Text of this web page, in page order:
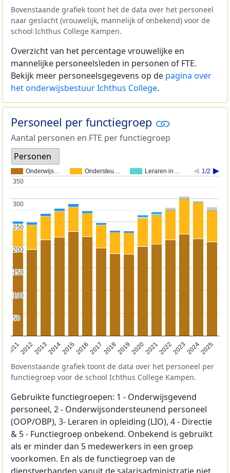
Bovenstaande grafiek toont het de data over het personeel
naar geslacht (vrouwelijk, mannelijk of onbekend) voor de
school Ichthus College Kampen.
Overzicht van het percentage vrouwelijke en
mannelijke personeelsleden in personen of FTE.
Bekijk meer personeelsgegevens op de pagina over
het onderwijsbestuur Ichthus College.
Personeel per functiegroep
Aantal personen en FTE per functiegroep
Personen
Onderwijs… Ondersteu… Leraren in… 1/2
201120122013201420152016201720182019202020212022202320242025
50
50
100
100
150
150
200
200
250
250
300
300
350
350
Bovenstaande grafiek toont de data over het personeel per
functiegroep voor de school Ichthus College Kampen.
Gebruikte functiegroepen: 1 - Onderwijsgevend
personeel, 2 - Onderwijsondersteunend personeel
(OOP/OBP), 3- Leraren in opleiding (LIO), 4 - Directie
& 5 - Functiegroep onbekend. Onbekend is gebruikt
als er minder dan 5 medewerkers in een groep
voorkomen. En als de functiegroep van de